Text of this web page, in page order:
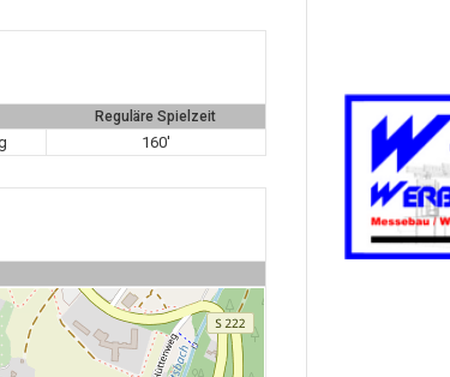
Reguläre Spielzeit
160'